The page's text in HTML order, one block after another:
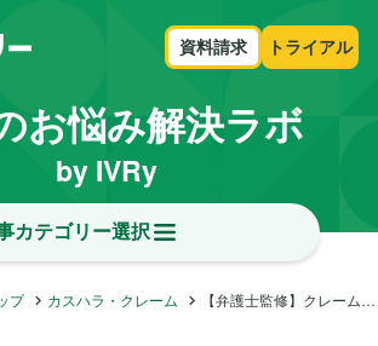
資料請求 トライアル
お悩み解決ラボ
by IVRy
カテゴリー選択
プ カスハラ・クレーム 【弁護士監修】クレーム電話は業務妨害！？クレーム電話の具体的な対応や証跡確保方法を解説